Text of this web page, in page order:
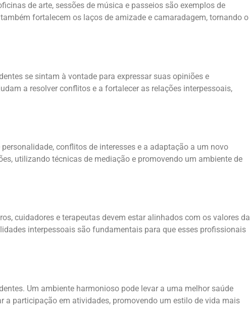
de arte, sessões de música e passeios são exemplos de
fortalecem os laços de amizade e camaradagem, tornando o
se sintam à vontade para expressar suas opiniões e
a resolver conflitos e a fortalecer as relações interpessoais,
conflitos de interesses e a adaptação a um novo
utilizando técnicas de mediação e promovendo um ambiente de
cuidadores e terapeutas devem estar alinhados com os valores da
interpessoais são fundamentais para que esses profissionais
Um ambiente harmonioso pode levar a uma melhor saúde
a participação em atividades, promovendo um estilo de vida mais